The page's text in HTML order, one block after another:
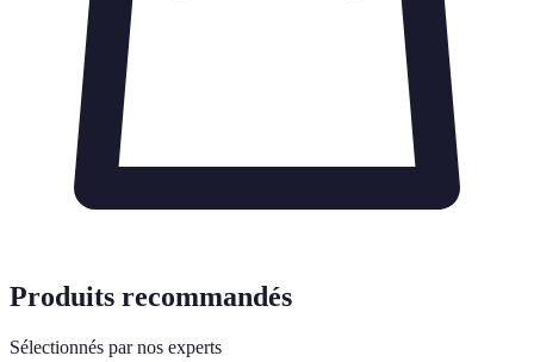
Produits recommandés
Sélectionnés par nos experts